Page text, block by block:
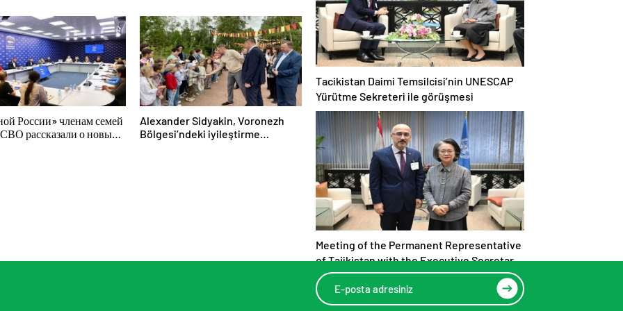
programlarının geliştirilmesi için
öneriler hazırladı
России» членам семей
рассказали о новых
Alexander Sidyakin, Voronezh
Bölgesi’ndeki iyileştirme
Tacikistan Daimi Temsilcisi’nin UNESCAP
Yürütme Sekreteri ile görüşmesi
Meeting of the Permanent Representative
of Tajikistan with the Executive Secretary
of UNESCAP